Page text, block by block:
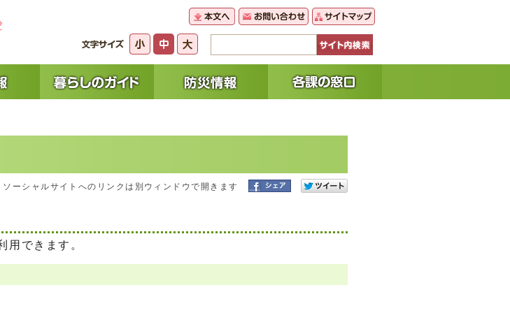
ソーシャルサイトへのリンクは別ウィンドウで開きます
用できます。